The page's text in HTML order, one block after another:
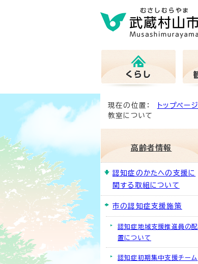
現在の位置： トップページ
教室について
高齢者情報
認知症のかたへの支援に
関する取組について
市の認知症支援施策
認知症地域支援推進員の配
置について
認知症初期集中支援チーム